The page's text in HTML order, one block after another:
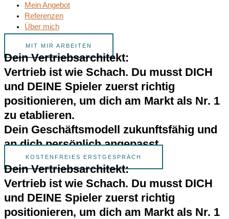
Mein Angebot
Referenzen
Über mich
MIT MIR ARBEITEN
Dein Vertriebsarchitekt:
Vertrieb ist wie Schach. Du musst DICH
und DEINE Spieler zuerst richtig
positionieren, um dich am Markt als Nr. 1
zu etablieren.
Dein Geschäftsmodell zukunftsfähig und
an dich persönlich angepasst.
KOSTENFREIES ERSTGESPRÄCH
Dein Vertriebsarchitekt:
Vertrieb ist wie Schach. Du musst DICH
und DEINE Spieler zuerst richtig
positionieren, um dich am Markt als Nr. 1